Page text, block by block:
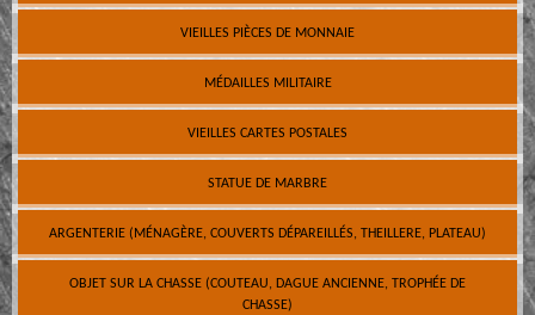
VIEILLES PIÈCES DE MONNAIE
MÉDAILLES MILITAIRE
VIEILLES CARTES POSTALES
STATUE DE MARBRE
ARGENTERIE (MÉNAGÈRE, COUVERTS DÉPAREILLÉS, THEILLERE, PLATEAU)
OBJET SUR LA CHASSE (COUTEAU, DAGUE ANCIENNE, TROPHÉE DE
CHASSE)